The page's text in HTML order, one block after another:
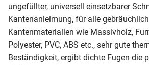
ungefüllter, universell einsetzbarer
Kantenanleimung, für alle
Kantenmaterialien wie Massivholz,
Polyester, PVC, ABS etc., sehr gute
Beständigkeit, ergibt dichte Fugen die